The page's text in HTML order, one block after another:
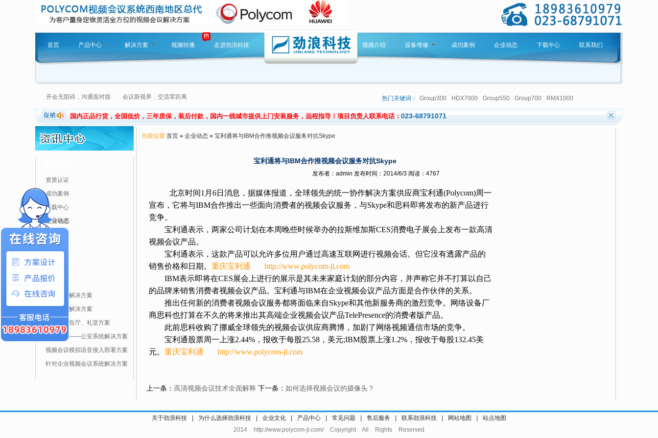
首页 产品中心 解决方案 视频转播 走进劲浪科技 视频介绍 设备维修 成功案例 企业动态 下载中心 联系我们
开会无阻碍，沟通面对面 会议新视界，交流零距离 热门关键词： Group300 HDX7000 Group550 Group700 RMX1000
国内正品行货，全国低价，三年质保，装后付款，国内一线城市提供上门安装服务，远程指导！项目负责人联系电话： 023-68791071
资质认证
成功案例
下载中心
企业动态
行业动态
公司新闻
行业新闻
解决方案
指挥中心解决方案
培训教室解决方案
多功能报告厅、礼堂方案
视频会议——公安系统解决方案
视频会议模拟语音接入部署方案
针对企业视频会议系统解决方案
当前位置:首页 » 企业动态 » 宝利通将与IBM合作推视频会议服务对抗Skype
宝利通将与IBM合作推视频会议服务对抗Skype
发布者：admin 发布时间：2014/6/3 阅读：4767
北京时间1月6日消息，据媒体报道，全球领先的统一协作解决方案供应商宝利通(Polycom)周一
宣布，它将与IBM合作推出一些面向消费者的视频会议服务，与Skype和思科即将发布的新产品进行
竞争。
宝利通表示，两家公司计划在本周晚些时候举办的拉斯维加斯CES消费电子展会上发布一款高清
视频会议产品。
宝利通表示，这款产品可以允许多位用户通过高速互联网进行视频会话。但它没有透露产品的
销售价格和日期。 重庆宝利通
http://www.polycom-jl.com
IBM表示即将在CES展会上进行的展示是其未来家庭计划的部分内容，并声称它并不打算以自己
的品牌来销售消费者视频会议产品。宝利通与IBM在企业视频会议产品方面是合作伙伴的关系。
推出任何新的消费者视频会议服务都将面临来自Skype和其他新服务商的激烈竞争。网络设备厂
商思科也打算在不久的将来推出其高端企业视频会议产品TelePresence的消费者版产品。
此前思科收购了挪威全球领先的视频会议供应商腾博，加剧了网络视频通信市场的竞争。
宝利通股票周一上涨2.44%，报收于每股25.58，美元;IBM股票上涨1.2%，报收于每股132.45美
元。 重庆宝利通 http://www.polycom-jl.com
上一条： 高清视频会议技术全面解释 下一条： 如何选择视频会议的摄像头？
关于劲浪科技 为什么选择劲浪科技 企业文化 产品中心 常见问题 售后服务 联系劲浪科技 网站地图
站点地图
2014 http://www.polycom-jl.com/ Copyright All Rights Reserved